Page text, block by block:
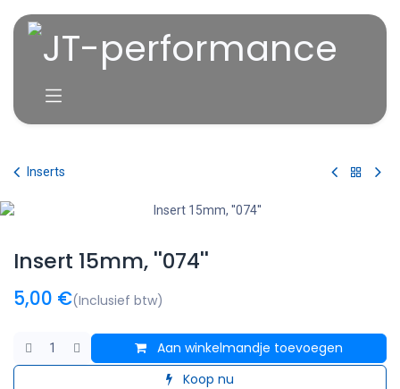
Inserts
Insert 15mm, ''074''
5,00 €(Inclusief btw)
Aan winkelmandje toevoegen
Koop nu